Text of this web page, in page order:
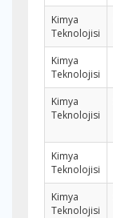
Kimya
Teknolojisi
Kimya
Teknolojisi
Kimya
Teknolojisi
Kimya
Teknolojisi
Kimya
Teknolojisi